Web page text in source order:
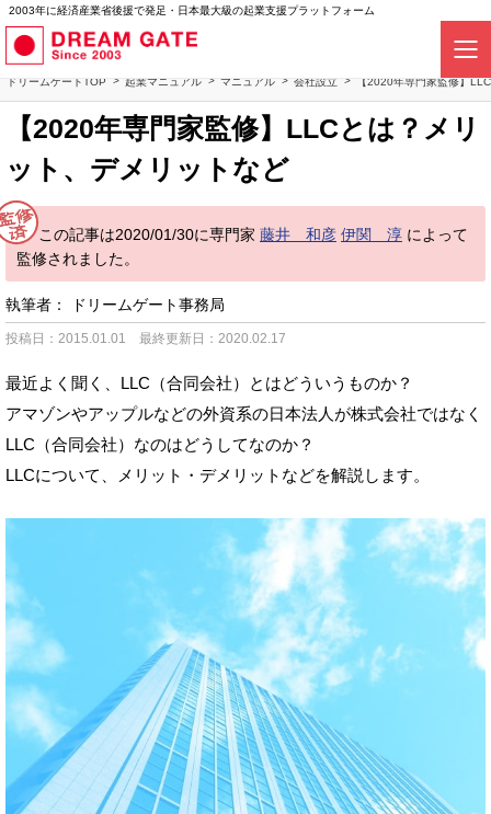
2003年に経済産業省後援で発足・日本最大級の起業支援プラットフォーム
ドリームゲートTOP 起業マニュアル マニュアル 会社設立 【2020年専門家監修】
【2020年専門家監修】LLCとは？メリ
ット、デメリットなど
この記事は2020/01/30に専門家 藤井 和彦 伊関 淳 によって
監修されました。
執筆者： ドリームゲート事務局
投稿日：2015.01.01 最終更新日：2020.02.17
最近よく聞く、LLC（合同会社）とはどういうものか？
アマゾンやアップルなどの外資系の日本法人が株式会社ではなく
LLC（合同会社）なのはどうしてなのか？
LLCについて、メリット・デメリットなどを解説します。